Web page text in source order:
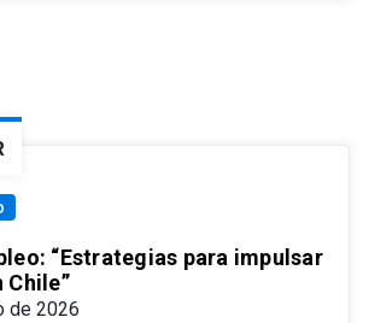
“Estrategias para impulsar
Chile”
de 2026